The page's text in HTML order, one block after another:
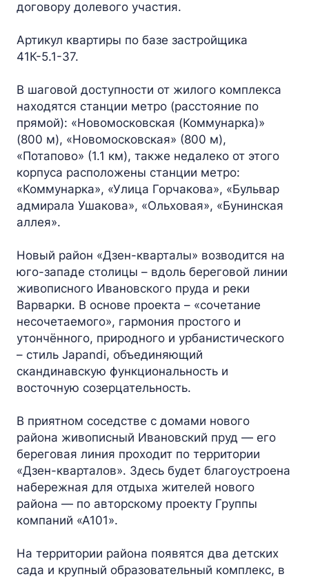
договору долевого участия.
Артикул квартиры по базе застройщика
41К-5.1-37.
В шаговой доступности от жилого комплекса
находятся станции метро (расстояние по
прямой): «Новомосковская (Коммунарка)»
(800 м), «Новомосковская» (800 м),
«Потапово» (1.1 км), также недалеко от этого
корпуса расположены станции метро:
«Коммунарка», «Улица Горчакова», «Бульвар
адмирала Ушакова», «Ольховая», «Бунинская
аллея».
Новый район «Дзен-кварталы» возводится на
юго-западе столицы – вдоль береговой линии
живописного Ивановского пруда и реки
Варварки. В основе проекта – «сочетание
несочетаемого», гармония простого и
утончённого, природного и урбанистического
– стиль Japandi, объединяющий
скандинавскую функциональность и
восточную созерцательность.
В приятном соседстве с домами нового
района живописный Ивановский пруд — его
береговая линия проходит по территории
«Дзен-кварталов». Здесь будет благоустроена
набережная для отдыха жителей нового
района — по авторскому проекту Группы
компаний «А101».
На территории района появятся два детских
сада и крупный образовательный комплекс, в